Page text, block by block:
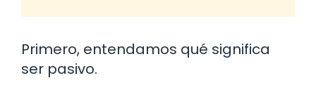
Primero, entendamos qué significa
ser pasivo.